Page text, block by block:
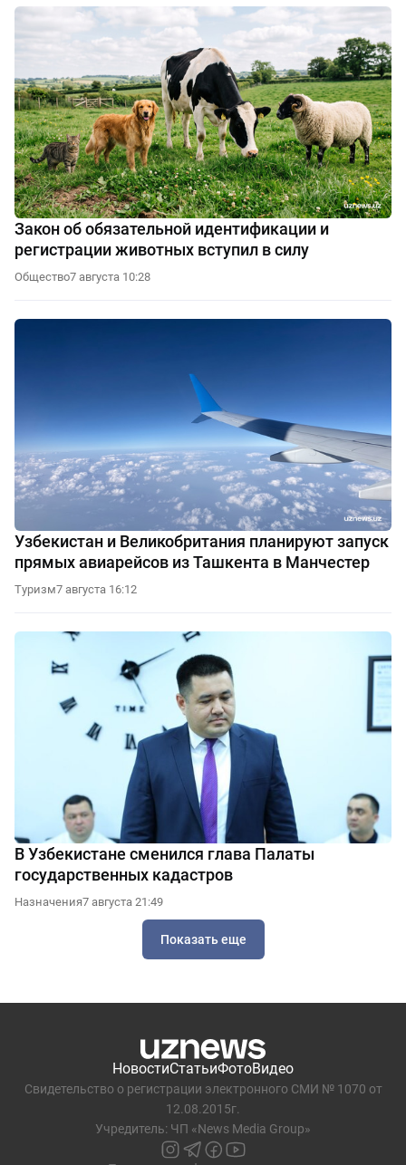
Закон об обязательной идентификации и
регистрации животных вступил в силу
Общество7 августа 10:28
Узбекистан и Великобритания планируют запуск
прямых авиарейсов из Ташкента в Манчестер
Туризм7 августа 16:12
В Узбекистане сменился глава Палаты
государственных кадастров
Назначения7 августа 21:49
Показать еще
НовостиСтатьиФотоВидео
Свидетельство о регистрации электронного СМИ № 1070 от
12.08.2015г.
Учредитель: ЧП «News Media Group»